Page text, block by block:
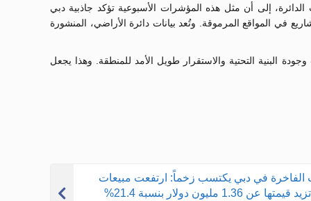
إلى أن مثل هذه المؤشرات الأسبوعية تؤكد جاذبية دبي
في المواقع المرموقة. وتُعد بيانات دائرة الأراضي، المنشورة
البنية التحتية والاستقرار طويل الأمد للمنطقة. وهذا يجعل
الفاخرة في دبي يكتسب زخماً: ارتفعت مبيعات
العقارات التي تزيد قيمتها عن 1.36 مليون دولار بنسبة 21.4%